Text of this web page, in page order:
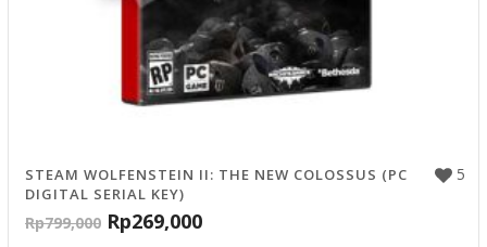
5
STEAM WOLFENSTEIN II: THE NEW COLOSSUS (PC
DIGITAL SERIAL KEY)
Rp799,000 Rp269,000